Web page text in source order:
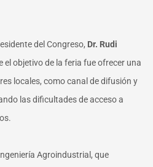
del Congreso, Dr. Rudi
el objetivo de la feria fue ofrecer una
locales, como canal de difusión y
las dificultades de acceso a
Agroindustrial, que